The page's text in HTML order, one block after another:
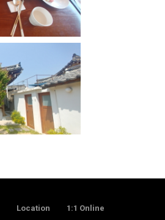
Location 1:1 Online